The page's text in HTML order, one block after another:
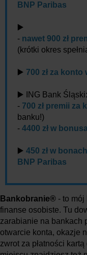
BNP Paribas
▶️
- nawet 900 zł
(krótki okres
▶️ 700 zł za
▶️ ING Bank Śląski:
- 700 zł premii za
banku!)
- 4400 zł w
▶️ 450 zł w
BNP Paribas
Bankobranie® - to
finanse osobiste. Tu
zarabianie na bankach
otwarcie konta, okazje
zwrot za płatności